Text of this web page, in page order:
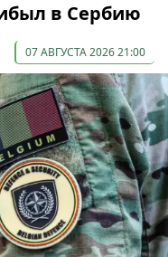
в Сербию
07 АВГУСТА 2026 21:00